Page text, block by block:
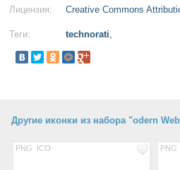
Лицензия: Creative Commons
Теги: technorati,
Другие иконки из набора "odern
PNG ICO PNG